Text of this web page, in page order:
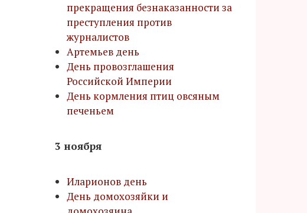
прекращения безнаказанности за
преступления против
журналистов
Артемьев день
День провозглашения
Российской Империи
День кормления птиц овсяным
печеньем
3 ноября
Иларионов день
День домохозяйки и